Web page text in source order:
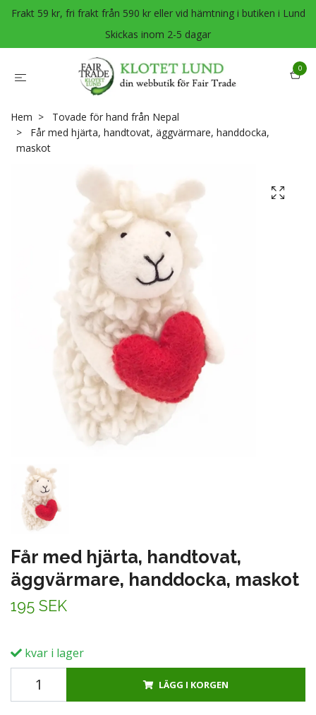
Frakt 59 kr, fri frakt från 590 kr eller vid hämtning i butiken i Lund
Skickas inom 2-5 dagar
0
Hem
Tovade för hand från Nepal
Får med hjärta, handtovat, äggvärmare, handdocka,
maskot
Får med hjärta, handtovat,
äggvärmare, handdocka, maskot
195 SEK
kvar i lager
LÄGG I KORGEN